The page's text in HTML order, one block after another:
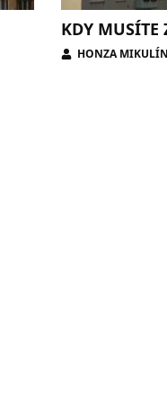
KDY MUSÍTE
HONZA MIKULÍN